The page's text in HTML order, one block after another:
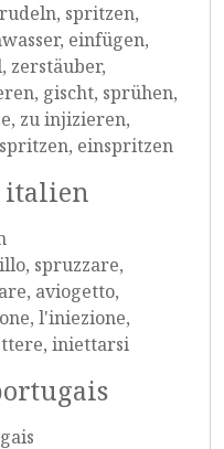
spritzen,
einfügen,
zerstäuber,
gischt, sprühen,
zu injizieren,
einspritzen
italien
spruzzare,
aviogetto,
l'iniezione,
iniettarsi